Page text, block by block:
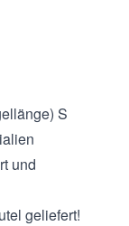
S
und
geliefert!